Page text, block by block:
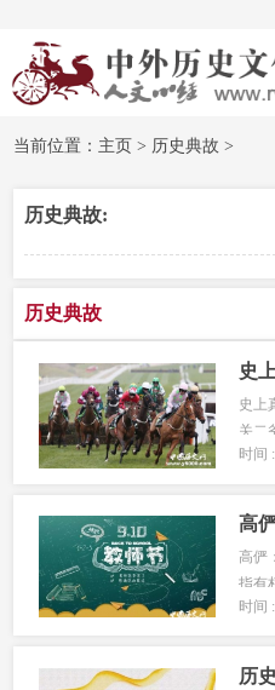
当前位置： 主页 > 历史典故 >
历史典故:
历史典故
史上
关二
简的
业...
时间
高
高俨
指有
在历
坚...
时间